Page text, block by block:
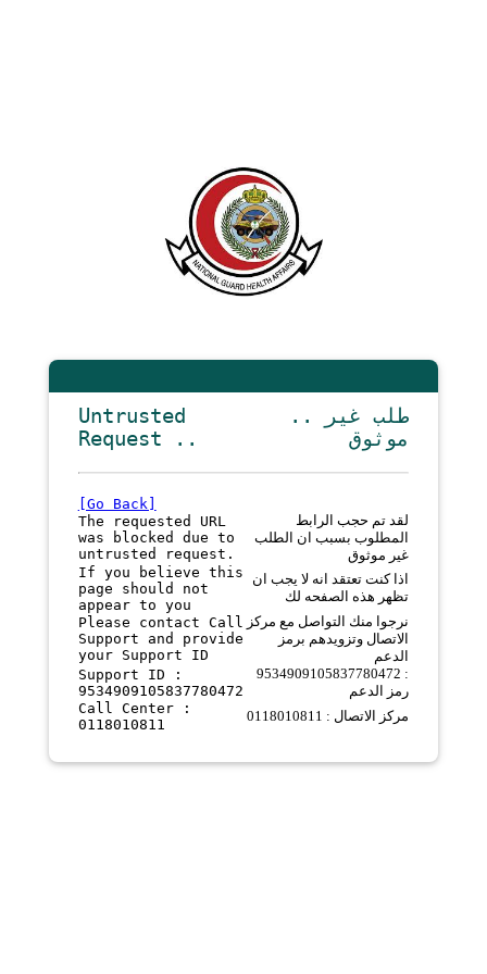
Untrusted
Request ..
.. طلب غير
موثوق
[Go Back]
The requested URL
was blocked due to
untrusted request.
لقد تم حجب الرابط
المطلوب بسبب ان الطلب
غير موثوق
If you believe this
page should not
appear to you
اذا كنت تعتقد انه لا يجب ان
تظهر هذه الصفحه لك
Please contact Call
Support and provide
your Support ID
نرجوا منك التواصل مع مركز
الاتصال وتزويدهم برمز
الدعم
Support ID :
9534909105837780472
9534909105837780472 :
رمز الدعم
Call Center :
0118010811
مركز الاتصال : 0118010811